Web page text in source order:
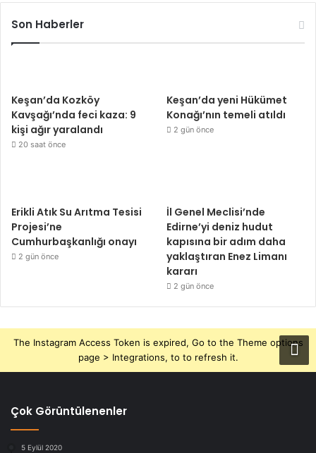
Son Haberler
Keşan’da Kozköy
Kavşağı’nda feci kaza: 9
kişi ağır yaralandı
20 saat önce
Keşan’da yeni Hükümet
Konağı’nın temeli atıldı
2 gün önce
Erikli Atık Su Arıtma Tesisi
Projesi’ne
Cumhurbaşkanlığı onayı
2 gün önce
İl Genel Meclisi’nde
Edirne’yi deniz hudut
kapısına bir adım daha
yaklaştıran Enez Limanı
kararı
2 gün önce
The Instagram Access Token is expired, Go to the Theme options
page > Integrations, to to refresh it.
Çok Görüntülenenler
5 Eylül 2020